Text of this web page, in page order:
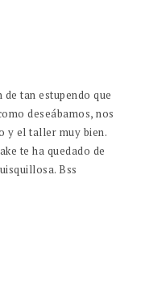
tan estupendo que
deseábamos, nos
y el taller muy bien.
te ha quedado de
Bss